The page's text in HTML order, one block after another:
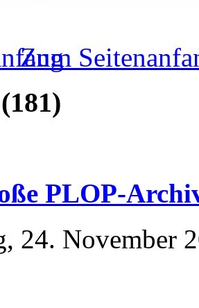
Zum
(181)
PLOP-
24. November